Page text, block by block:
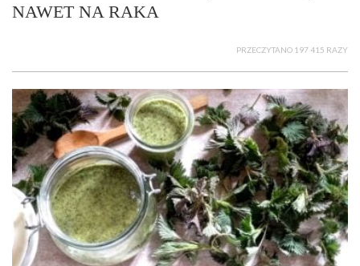
NAWET NA RAKA
PRZECZYTANO 197 415 RAZY